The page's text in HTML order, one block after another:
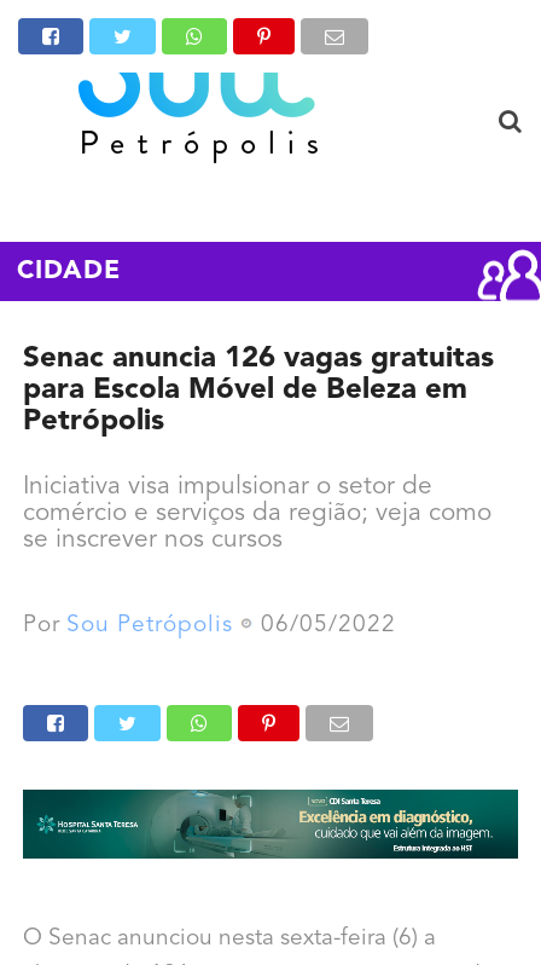
CIDADE
Senac anuncia 126 vagas gratuitas
para Escola Móvel de Beleza em
Petrópolis
Iniciativa visa impulsionar o setor de
comércio e serviços da região; veja como
se inscrever nos cursos
Por Sou Petrópolis 06/05/2022
O Senac anunciou nesta sexta-feira (6) a